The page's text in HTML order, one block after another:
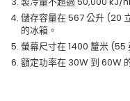
儲存容量在 567 公升 (20
的冰箱。
螢幕尺寸在 1400 釐米 (55
額定功率在 30W 到 60W